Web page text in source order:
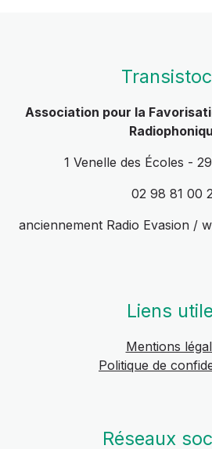
Association pour la
1 Venelle des Écoles -
02 98 81 00
anciennement Radio Evasion /
Liens
Mentions
Politique de
Réseaux